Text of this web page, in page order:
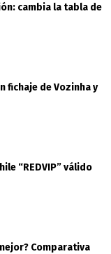
cambia la tabla de
fichaje de Vozinha y
“REDVIP” válido
Comparativa